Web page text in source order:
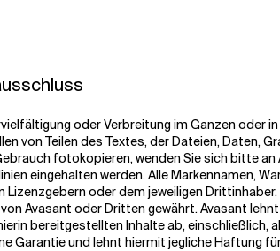
oder Verbreitung im Ganzen oder
von Teilen des Textes, der Dateien, Daten,
fotokopieren, wenden Sie sich bitte
eingehalten werden. Alle Markennamen,
Lizenzgebern oder dem jeweiligen
Avasant oder Dritten gewährt. Avasant
bereitgestellten Inhalte ab,
Garantie und lehnt hiermit jegliche Haftung